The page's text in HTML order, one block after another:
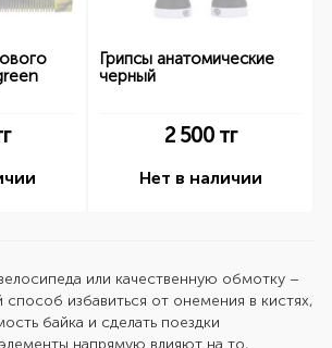
Грипсы анатомические
черный
2 500тг
Нет в наличии
или качественную обмотку –
избавиться от онемения в кистях,
байка и сделать поездки
напрямую влияют на то,